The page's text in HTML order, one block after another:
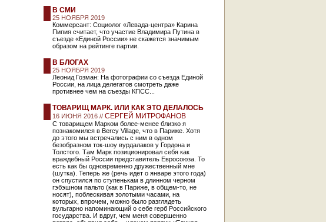
В СМИ
25 НОЯБРЯ 2019
Коммерсант: Социолог «Левада-центра» Карина
Пипия считает, что участие Владимира Путина в
съезде «Единой России» не скажется значимым
образом на рейтинге партии.
В БЛОГАХ
25 НОЯБРЯ 2019
Леонид Гозман: На фотографии со съезда Единой
России, на лица делегатов смотреть даже
противнее чем на съезды КПСС...
ТОВАРИЩ МАРК. ИЛИ КАК ЭТО ДЕЛАЛОСЬ
16 ИЮНЯ 2016 // СЕРГЕЙ МИТРОФАНОВ
С товарищем Марком более-менее близко я
познакомился в Bercy Village, что в Париже. Хотя
до этого мы встречались с ним в одном
безобразном ток-шоу вурдалаков у Гордона и
Толстого. Там Марк позиционировал себя как
враждебный России представитель Евросоюза. То
есть как бы одновременно дружественный мне
(шутка). Теперь же (речь идет о январе этого года)
он спустился по ступенькам в длинном черном
гэбэшном пальто (как в Париже, в общем-то, не
носят), поблескивая золотыми часами, на
которых, впрочем, можно было разглядеть
вульгарно напоминающий о себе герб Российского
государства. И вдруг, чем меня совершенно